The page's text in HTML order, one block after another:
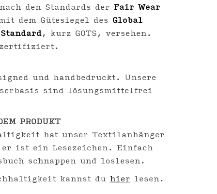
den Standards der Fair Wear
dem Gütesiegel des Global
, kurz GOTS, versehen.
zertifiziert.
und handbedruckt. Unsere
sind lösungsmittelfrei
PRODUKT
hat unser Textilanhänger
er ist ein Lesezeichen. Einfach
schnappen und loslesen.
kannst du hier lesen.